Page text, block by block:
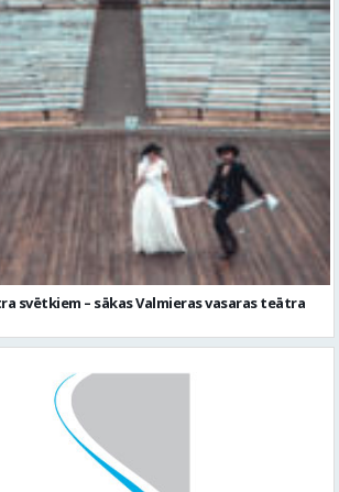
svētkiem – sākas Valmieras vasaras teātra